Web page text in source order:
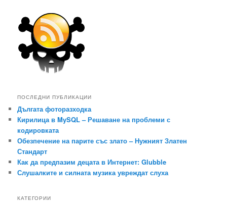
ПОСЛЕДНИ ПУБЛИКАЦИИ
Дългата фоторазходка
Кирилица в MySQL – Решаване на проблеми с
кодировката
Обезпечение на парите със злато – Нужният Златен
Стандарт
Как да предпазим децата в Интернет: Glubble
Слушалките и силната музика увреждат слуха
КАТЕГОРИИ